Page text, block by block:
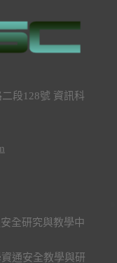
段128號 資訊科
全研究與教學中
通安全教學與研